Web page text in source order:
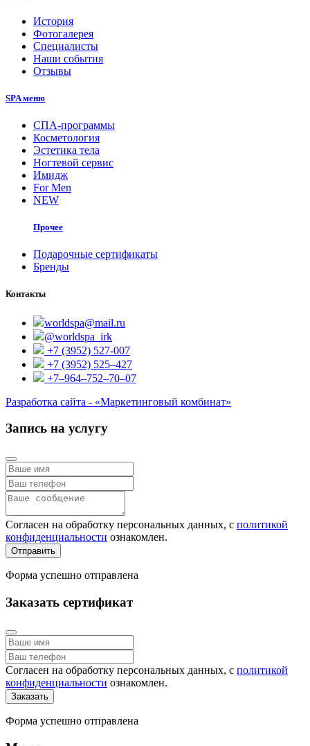
История
Фотогалерея
Специалисты
Наши события
Отзывы
SPA меню
СПА-программы
Косметология
Эстетика тела
Ногтевой сервис
Имидж
For Men
NEW
Прочее
Подарочные сертификаты
Бренды
Контакты
worldspa@mail.ru
@worldspa_irk
+7 (3952) 527-007
+7 (3952) 525‒427
+7‒964‒752‒70‒07
Разработка сайта - «Маркетинговый комбинат»
Запись на услугу
Согласен на обработку персональных данных, с политикой
конфиденциальности ознакомлен.
Отправить
Форма успешно отправлена
Заказать сертификат
Согласен на обработку персональных данных, с политикой
конфиденциальности ознакомлен.
Заказать
Форма успешно отправлена